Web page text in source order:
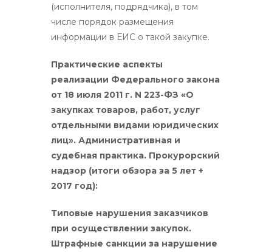
(исполнителя, подрядчика), в том
числе порядок размещения
информации в ЕИС о такой закупке.
Практические аспекты
реализации Федерального закона
от 18 июля 2011 г. N 223-ФЗ «О
закупках товаров, работ, услуг
отдельными видами юридических
лиц». Административная и
судебная практика. Прокурорский
надзор (итоги обзора за 5 лет +
2017 год):
Типовые нарушения заказчиков
при осуществлении закупок.
Штрафные санкции за нарушение